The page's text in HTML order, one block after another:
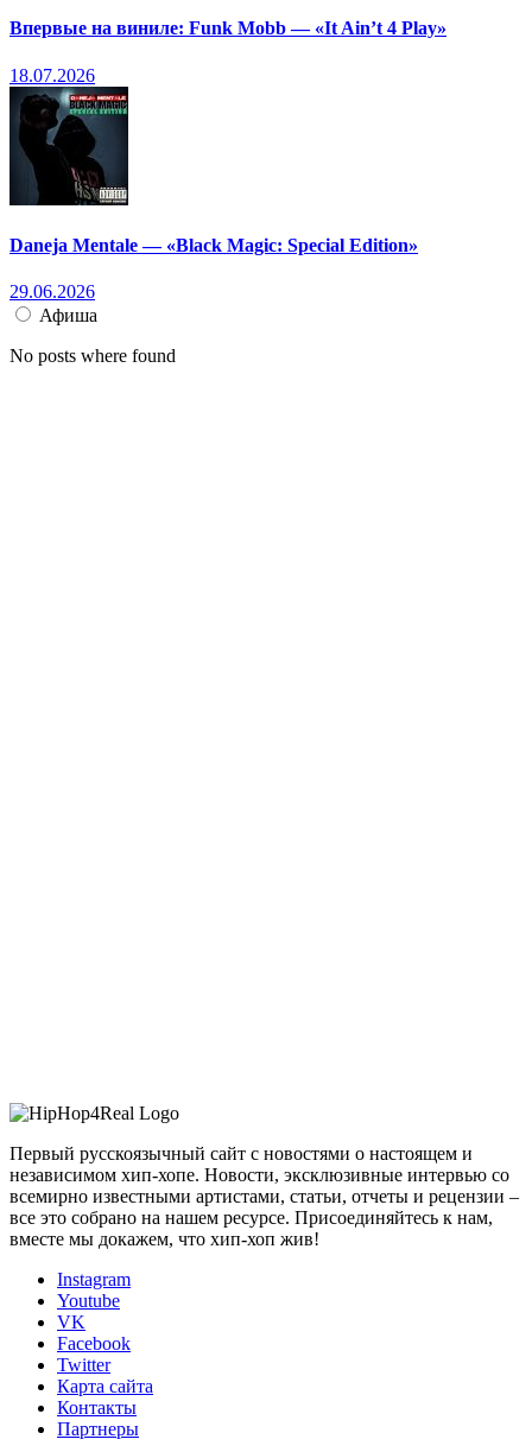
Впервые на виниле: Funk Mobb — «It Ain’t 4 Play»
18.07.2026
Daneja Mentale — «Black Magic: Special Edition»
29.06.2026
Афиша
No posts where found
Первый русскоязычный сайт с новостями о настоящем и
независимом хип-хопе. Новости, эксклюзивные интервью со
всемирно известными артистами, статьи, отчеты и рецензии –
все это собрано на нашем ресурсе. Присоединяйтесь к нам,
вместе мы докажем, что хип-хоп жив!
Instagram
Youtube
VK
Facebook
Twitter
Карта сайта
Контакты
Партнеры